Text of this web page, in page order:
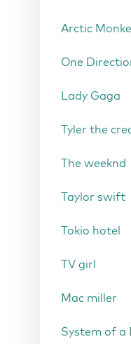
Arctic
One
Lady Gaga
Tyler the
The weeknd
Taylor swift
Tokio hotel
TV girl
Mac miller
System of a